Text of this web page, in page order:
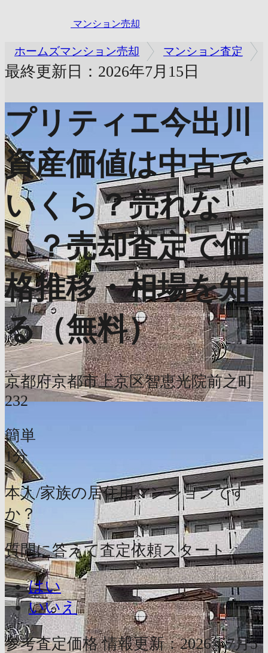
マンション売却
ホームズマンション売却 マンション査定
最終更新日：2026年7月15日
プリティエ今出川
資産価値は中古で
いくら？売れな
い？売却査定で価
格推移・相場を知
る（無料）
京都府京都市上京区智恵光院前之町
232
簡単
1分
本人/家族の居住用マンションです
か？
質問に答えて査定依頼スタート
はい
いいえ
参考査定価格 情報更新：2026年7月5